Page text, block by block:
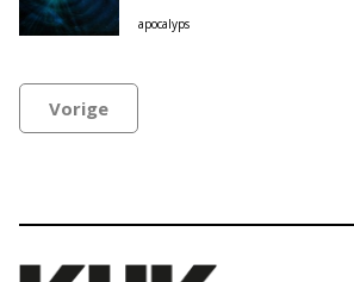
apocalyps
Vorige